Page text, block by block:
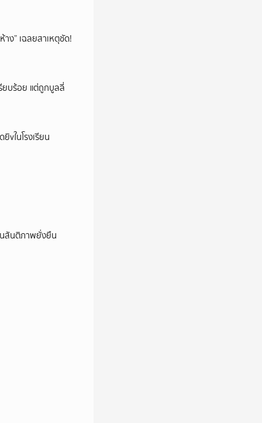
ง” เฉลยสาเหตุชัด!
ยบร้อย แต่ถูกบูลลี่
vในโรงเรียน
สันติภาพยั่งยืน